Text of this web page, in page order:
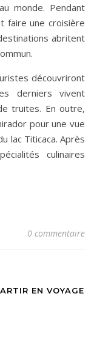
monde. Pendant
faire une croisière
abritent
découvriront
derniers vivent
truites. En outre,
pour une vue
lac Titicaca. Après
culinaires
0 commentaire
EN VOYAGE